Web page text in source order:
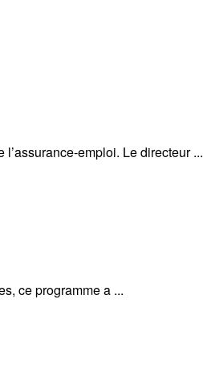
emploi. Le directeur ...
ce programme a ...